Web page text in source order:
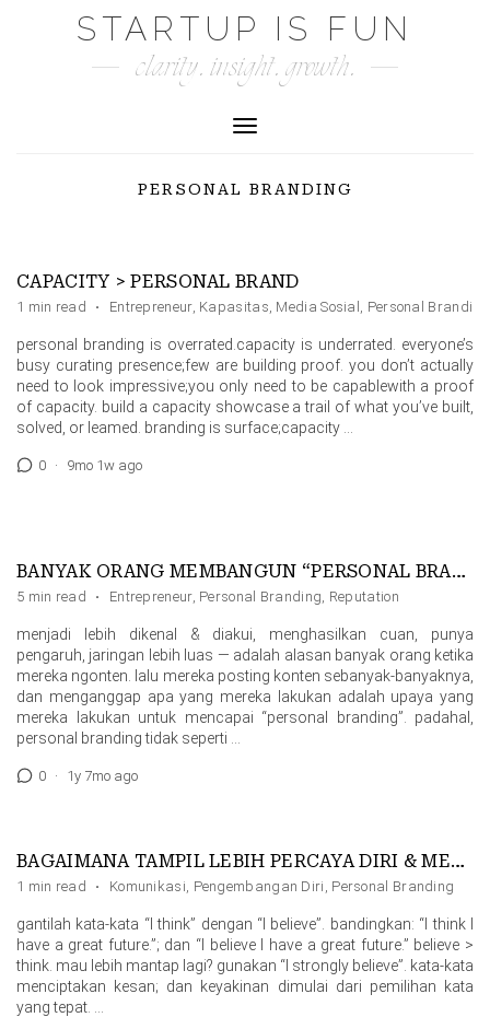
STARTUP IS FUN
clarity. insight. growth.
Toggle Navigation
PERSONAL BRANDING
CAPACITY > PERSONAL BRAND
1 min read · Entrepreneur, Kapasitas, Media Sosial , Personal Branding
personal branding is overrated.capacity is underrated. everyone’s
busy curating presence;few are building proof. you don’t actually
need to look impressive;you only need to be capablewith a proof
of capacity. build a capacity showcase a trail of what you’ve built,
solved, or leamed. branding is surface;capacity …
0 · 9mo 1w ago
BANYAK ORANG MEMBANGUN “PERSONAL BRANDING” DENGAN CARA SALAH
5 min read · Entrepreneur, Personal Branding, Reputation
menjadi lebih dikenal & diakui, menghasilkan cuan, punya
pengaruh, jaringan lebih luas — adalah alasan banyak orang ketika
mereka ngonten. lalu mereka posting konten sebanyak-banyaknya,
dan menganggap apa yang mereka lakukan adalah upaya yang
mereka lakukan untuk mencapai “personal branding”. padahal,
personal branding tidak seperti …
0 · 1y 7mo ago
BAGAIMANA TAMPIL LEBIH PERCAYA DIRI & MEYAKINKAN
1 min read · Komunikasi, Pengembangan Diri , Personal Branding
gantilah kata-kata “I think” dengan “I believe”. bandingkan: “I think I
have a great future.”; dan “I believe I have a great future.” believe >
think. mau lebih mantap lagi? gunakan “I strongly believe”. kata-kata
menciptakan kesan; dan keyakinan dimulai dari pemilihan kata
yang tepat. …